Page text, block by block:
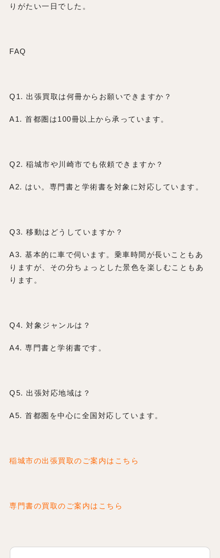
りがたい一日でした。
FAQ
Q1. 出張買取は何冊からお願いできますか？
A1. 首都圏は100冊以上から承っています。
Q2. 稲城市や川崎市でも依頼できますか？
A2. はい。専門書と学術書を対象に対応しています。
Q3. 移動はどうしていますか？
A3. 基本的に車で伺います。乗車時間が長いこともあ
りますが、その分ちょっとした景色を楽しむこともあ
ります。
Q4. 対象ジャンルは？
A4. 専門書と学術書です。
Q5. 出張対応地域は？
A5. 首都圏を中心に全国対応しています。
稲城市の出張買取のご案内はこちら
専門書の買取のご案内はこちら